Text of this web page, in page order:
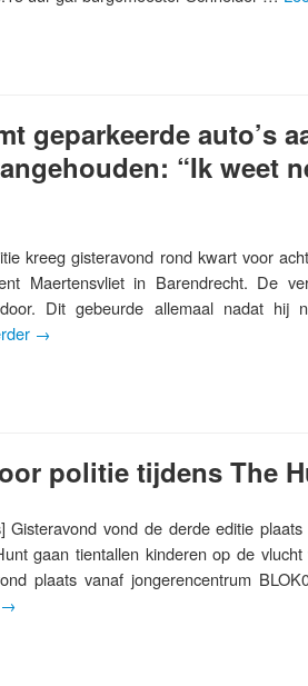
geparkeerde auto’s
“Ik weet
kreeg gisteravond rond kwart voor
Maertensvliet in Barendrecht. De
Dit gebeurde allemaal nadat hij
→
politie tijdens The
Gisteravond vond de derde editie plaats
gaan tientallen kinderen op de
plaats vanaf jongerencentrum
→